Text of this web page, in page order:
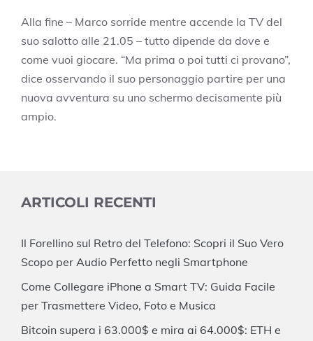
Alla fine – Marco sorride mentre accende la TV del
suo salotto alle 21.05 – tutto dipende da dove e
come vuoi giocare. “Ma prima o poi tutti ci provano”,
dice osservando il suo personaggio partire per una
nuova avventura su uno schermo decisamente più
ampio.
ARTICOLI RECENTI
Il Forellino sul Retro del Telefono: Scopri il Suo Vero
Scopo per Audio Perfetto negli Smartphone
Come Collegare iPhone a Smart TV: Guida Facile
per Trasmettere Video, Foto e Musica
Bitcoin supera i 63.000$ e mira ai 64.000$: ETH e